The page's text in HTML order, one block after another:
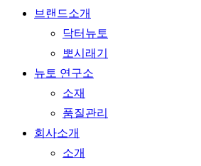
브랜드소개
닥터뉴토
뽀시래기
뉴토 연구소
소재
품질관리
회사소개
소개